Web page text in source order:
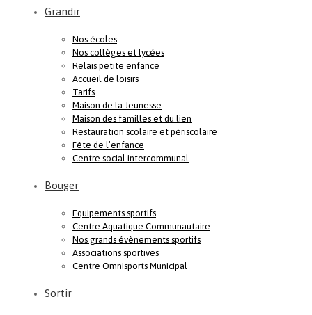
Grandir
Nos écoles
Nos collèges et lycées
Relais petite enfance
Accueil de loisirs
Tarifs
Maison de la Jeunesse
Maison des familles et du lien
Restauration scolaire et périscolaire
Fête de l’enfance
Centre social intercommunal
Bouger
Equipements sportifs
Centre Aquatique Communautaire
Nos grands évènements sportifs
Associations sportives
Centre Omnisports Municipal
Sortir